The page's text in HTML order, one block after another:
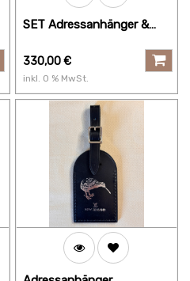
SET Adressanhänger &
330,00€
inkl. 0 % MwSt.